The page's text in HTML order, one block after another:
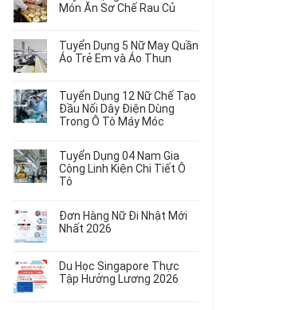
Món Ăn Sơ Chế Rau Củ
có
bình
luận
Tuyển
Dụng
20
Nữ
Biến
Món
Ăn
Rau
Củ
Tuyển Dụng 5 Nữ May Quần
Áo Trẻ Em và Áo Thun
có
bình
luận
ở
Dụng
5
Nữ
May
Áo
Trẻ
Áo
Thun
Tuyển Dụng 12 Nữ Chế Tạo
Đầu Nối Dây Điện Dùng
Trong Ô Tô Máy Móc
có
bình
luận
ở
Dụng
12
Tạo
Đầu
Tuyển Dụng 04 Nam Gia
Công Linh Kiện Chi Tiết Ô
Tô
có
bình
luận
Tuyển
Dụng
04
Đơn Hàng Nữ Đi Nhật Mới
Nhất 2026
có
bình
luận
Du Học Singapore Thực
Tập Hưởng Lương 2026